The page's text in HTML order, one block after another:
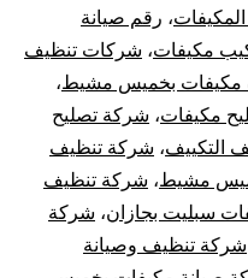
، رقم صيانة
مكيفات، شركات تنظيف
مكيفات بخميس مشيط،
مكيفات، شركة تصليح
التكييف، شركة تنظيف
مشيط، شركة تنظيف
سبليت بجازان، شركة
شركة تنظيف وصيانة